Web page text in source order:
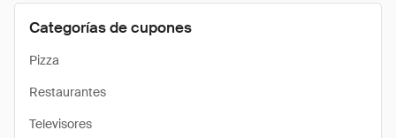
Categorías de cupones
Pizza
Restaurantes
Televisores